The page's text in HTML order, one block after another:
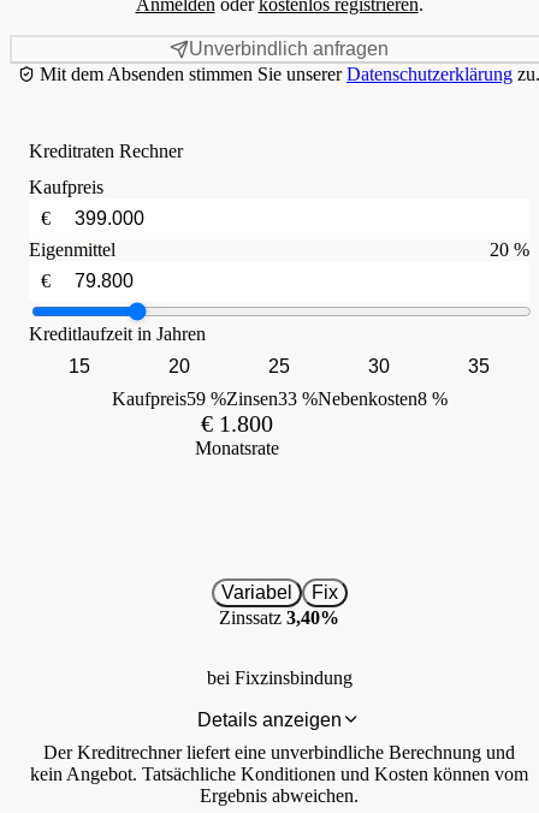
Anmelden oder kostenlos registrieren.
Unverbindlich anfragen
Mit dem Absenden stimmen Sie unsererDatenschutzerklärung zu.
Kreditraten Rechner
Kaufpreis
€
Eigenmittel
20 %
€
Kreditlaufzeit in Jahren
15
20 25 30
35
Kaufpreis59 %Zinsen33 %Nebenkosten8 %
€ 1.800
Monatsrate
Variabel
Fix
Zinssatz 3,40%
bei Fixzinsbindung
Details anzeigen
Der Kreditrechner liefert eine unverbindliche Berechnung und
kein Angebot. Tatsächliche Konditionen und Kosten können vom
Ergebnis abweichen.